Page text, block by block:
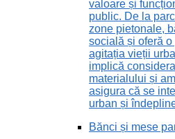
valoare și
public. De la
zone pietonale,
socială și oferă
agitația vieții
implică
materialului și
asigura că se
urban și
Bănci și mese